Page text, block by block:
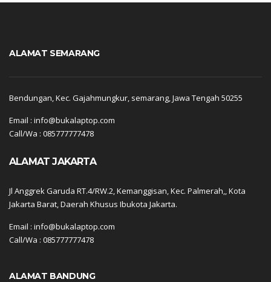
ALAMAT SEMARANG
Bendungan, Kec. Gajahmungkur, semarang, Jawa Tengah 50255
Email : info@bukalaptop.com
Call/Wa : 085777777478
ALAMAT JAKARTA
Jl Anggrek Garuda RT.4/RW.2, Kemanggisan, Kec. Palmerah,, Kota
Jakarta Barat, Daerah Khusus Ibukota Jakarta.
Email : info@bukalaptop.com
Call/Wa : 085777777478
ALAMAT BANDUNG